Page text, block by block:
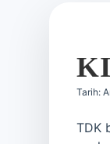
Tarih:
TDK